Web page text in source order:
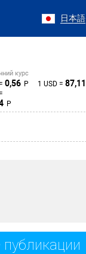
日本語
курс
0,56 Р 1 USD = 87,11
Р